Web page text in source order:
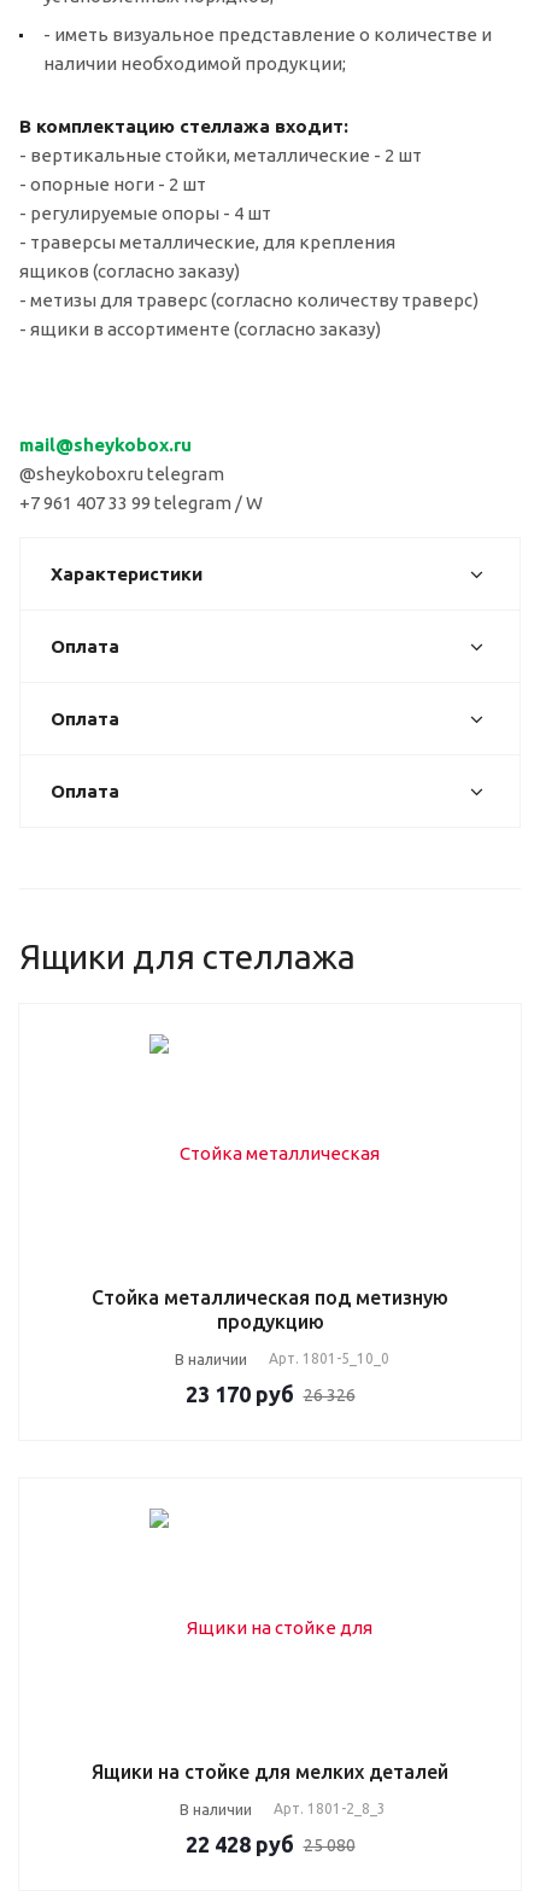
- иметь визуальное представление о количестве и
наличии необходимой продукции;
В комплектацию стеллажа входит:
- вертикальные стойки, металлические - 2 шт
- опорные ноги - 2 шт
- регулируемые опоры - 4 шт
- траверсы металлические, для крепления
ящиков (согласно заказу)
- метизы для траверс (согласно количеству траверс)
- ящики в ассортименте (согласно заказу)
mail@sheykobox.ru
@sheykoboxru telegram
+7 961 407 33 99 telegram / W
Характеристики
Оплата
Оплата
Оплата
Ящики для стеллажа
Стойка металлическая под метизную
продукцию
В наличии Арт. 1801-5_10_0
23 170 руб 26 326
Ящики на стойке для мелких деталей
В наличии Арт. 1801-2_8_3
22 428 руб 25 080